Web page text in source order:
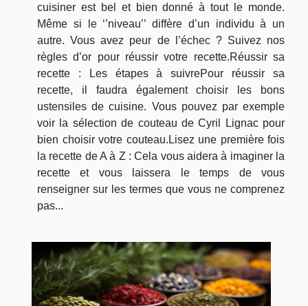
cuisiner est bel et bien donné à tout le monde.
Même si le ‘’niveau’’ diffère d’un individu à un
autre. Vous avez peur de l’échec ? Suivez nos
règles d’or pour réussir votre recette.Réussir sa
recette : Les étapes à suivrePour réussir sa
recette, il faudra également choisir les bons
ustensiles de cuisine. Vous pouvez par exemple
voir la sélection de couteau de Cyril Lignac pour
bien choisir votre couteau.Lisez une première fois
la recette de A à Z : Cela vous aidera à imaginer la
recette et vous laissera le temps de vous
renseigner sur les termes que vous ne comprenez
pas...